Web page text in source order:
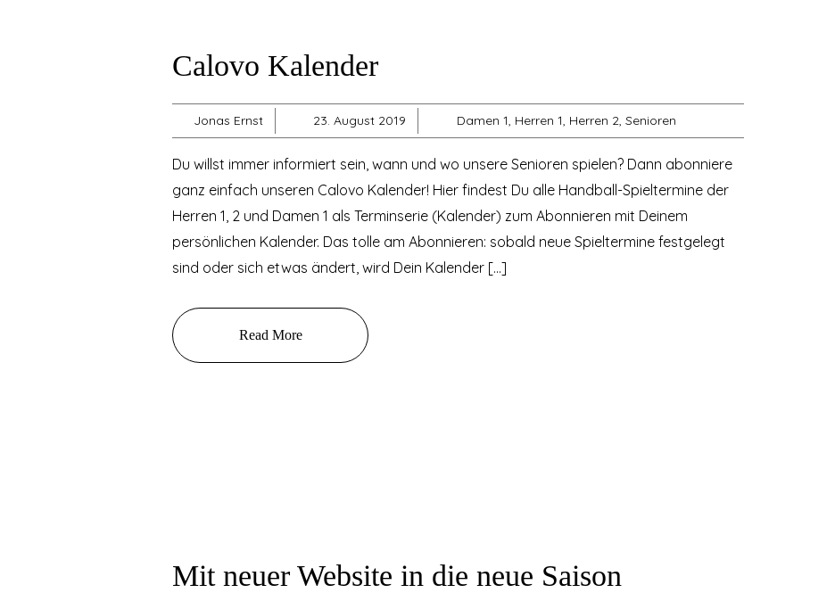
Calovo Kalender
Jonas Ernst 23. August 2019 Damen 1, Herren 1, Herren 2, Senioren
Du willst immer informiert sein, wann und wo unsere Senioren spielen? Dann abonniere
ganz einfach unseren Calovo Kalender! Hier findest Du alle Handball-Spieltermine der
Herren 1, 2 und Damen 1 als Terminserie (Kalender) zum Abonnieren mit Deinem
persönlichen Kalender. Das tolle am Abonnieren: sobald neue Spieltermine festgelegt
sind oder sich etwas ändert, wird Dein Kalender […]
Read More
Mit neuer Website in die neue Saison